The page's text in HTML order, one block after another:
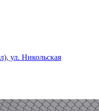
ул. Никольская